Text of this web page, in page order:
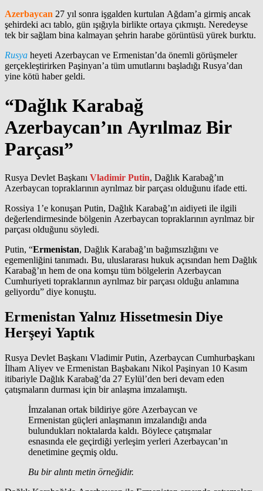
Azerbaycan 27 yıl sonra işgalden kurtulan Ağdam’a girmiş ancak
şehirdeki acı tablo, gün ışığıyla birlikte ortaya çıkmıştı. Neredeyse
tek bir sağlam bina kalmayan şehrin harabe görüntüsü yürek burktu.
Rusya heyeti Azerbaycan ve Ermenistan’da önemli görüşmeler
gerçekleştirirken Paşinyan’a tüm umutlarını başladığı Rusya’dan
yine kötü haber geldi.
“Dağlık Karabağ
Azerbaycan’ın Ayrılmaz Bir
Parçası”
Rusya Devlet Başkanı Vladimir Putin, Dağlık Karabağ’ın
Azerbaycan topraklarının ayrılmaz bir parçası olduğunu ifade etti.
Rossiya 1’e konuşan Putin, Dağlık Karabağ’ın aidiyeti ile ilgili
değerlendirmesinde bölgenin Azerbaycan topraklarının ayrılmaz bir
parçası olduğunu söyledi.
Putin, “Ermenistan, Dağlık Karabağ’ın bağımsızlığını ve
egemenliğini tanımadı. Bu, uluslararası hukuk açısından hem Dağlık
Karabağ’ın hem de ona komşu tüm bölgelerin Azerbaycan
Cumhuriyeti topraklarının ayrılmaz bir parçası olduğu anlamına
geliyordu” diye konuştu.
Ermenistan Yalnız Hissetmesin Diye
Herşeyi Yaptık
Rusya Devlet Başkanı Vladimir Putin, Azerbaycan Cumhurbaşkanı
İlham Aliyev ve Ermenistan Başbakanı Nikol Paşinyan 10 Kasım
itibariyle Dağlık Karabağ’da 27 Eylül’den beri devam eden
çatışmaların durması için bir anlaşma imzalamıştı.
İmzalanan ortak bildiriye göre Azerbaycan ve
Ermenistan güçleri anlaşmanın imzalandığı anda
bulundukları noktalarda kaldı. Böylece çatışmalar
esnasında ele geçirdiği yerleşim yerleri Azerbaycan’ın
denetimine geçmiş oldu.
Bu bir alıntı metin örneğidir.